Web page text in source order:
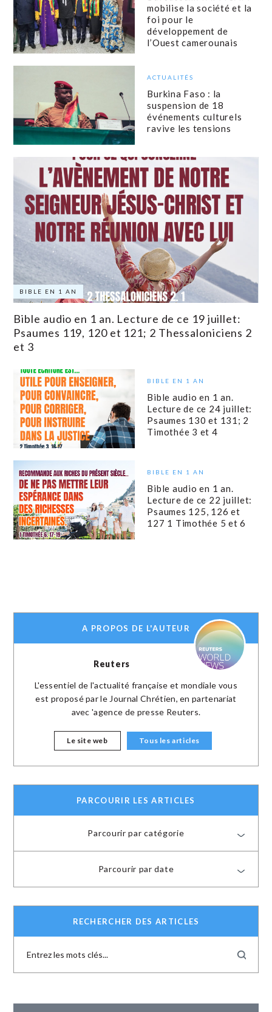
mobilise la société et la
foi pour le
développement de
l’Ouest camerounais
ACTUALITÉS
Burkina Faso : la
suspension de 18
événements culturels
ravive les tensions
BIBLE EN 1 AN
Bible audio en 1 an. Lecture de ce 19 juillet:
Psaumes 119, 120 et 121; 2 Thessaloniciens 2
et 3
BIBLE EN 1 AN
Bible audio en 1 an.
Lecture de ce 24 juillet:
Psaumes 130 et 131; 2
Timothée 3 et 4
BIBLE EN 1 AN
Bible audio en 1 an.
Lecture de ce 22 juillet:
Psaumes 125, 126 et
127 1 Timothée 5 et 6
A PROPOS DE L'AUTEUR
Reuters
L'essentiel de l'actualité française et mondiale vous
est proposé par le Journal Chrétien, en partenariat
avec 'agence de presse Reuters.
Le site web Tous les articles
PARCOURIR LES ARTICLES
Parcourir par catégorie
Parcourir par date
RECHERCHER DES ARTICLES